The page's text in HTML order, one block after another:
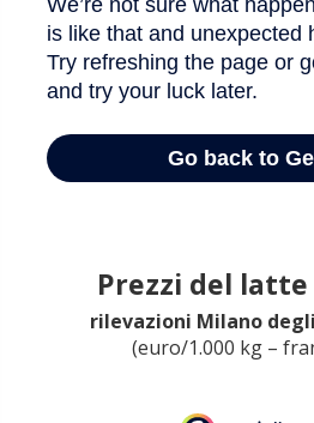
Prezzi del
rilevazioni Milano
(euro/1.000 kg –